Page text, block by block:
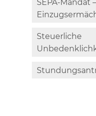
SEPA-Mandat
Steuerliche